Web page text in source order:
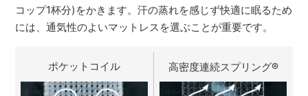
コップ1杯分)をかきます。汗の蒸れを感じず快適に眠るため
には、通気性のよいマットレスを選ぶことが重要です。
ポケットコイル 高密度連続スプリング®